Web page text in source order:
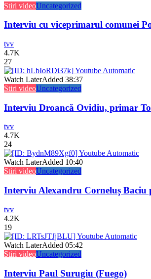
Stiri videoUncategorized
Interviu cu viceprimarul comunei
tvv
4.7K
27
Watch LaterAdded 38:37
Stiri videoUncategorized
Interviu Droancă Ovidiu, primar
tvv
4.7K
24
Watch LaterAdded 10:40
Stiri videoUncategorized
Interviu Alexandru Corneluș
tvv
4.2K
19
Watch LaterAdded 05:42
Stiri videoUncategorized
Interviu Paul Surugiu (Fuego)